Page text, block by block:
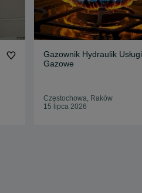
Gazownik Hydraulik Usługi
Gazowe
Częstochowa, Raków
15 lipca 2026